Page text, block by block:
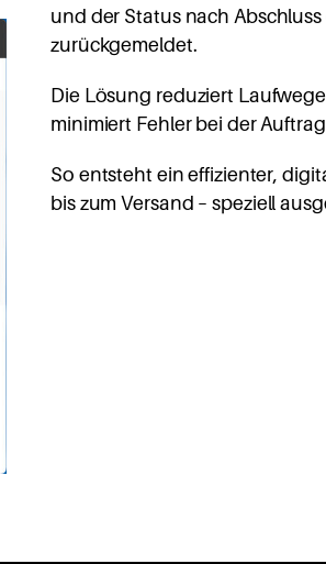
und der Status nach
zurückgemeldet.
Die Lösung reduziert
minimiert Fehler bei der
So entsteht ein effizienter,
bis zum Versand – speziell